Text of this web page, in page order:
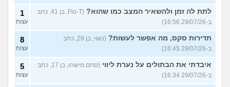
לתת לה זמן ולהשאיר המצב כמו שהוא?
(Flo-T, בן 41, כתב
ב-29/07/26 16:56)
1
עצות
תדירות סקס, מה אפשר לעשות?
(נשוי, בן 28, כתב
ב-29/07/26 16:45)
8
עצות
איבדתי את הבתולים על נערת ליווי
(סתם מישהו, בן 17, כתב
ב-29/07/26 16:34)
5
עצות